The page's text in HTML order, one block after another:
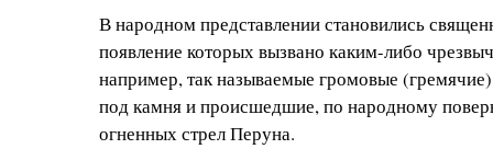
В народном представлении становились
появление которых вызвано каким-либо
например, так называемые громовые
под камня и происшедшие, по народному
огненных стрел Перуна.